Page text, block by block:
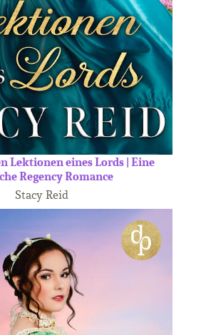
Lektionen eines Lords | Eine
Regency Romance
Stacy Reid